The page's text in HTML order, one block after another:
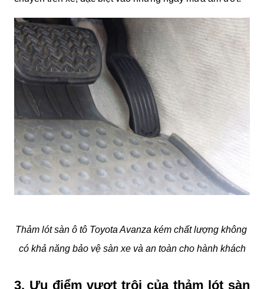
Thảm lót sàn ô tô Toyota Avanza kém chất lượng không
có khả năng bảo vệ sàn xe và an toàn cho hành khách
3. Ưu điểm vượt trội của thảm lót sàn